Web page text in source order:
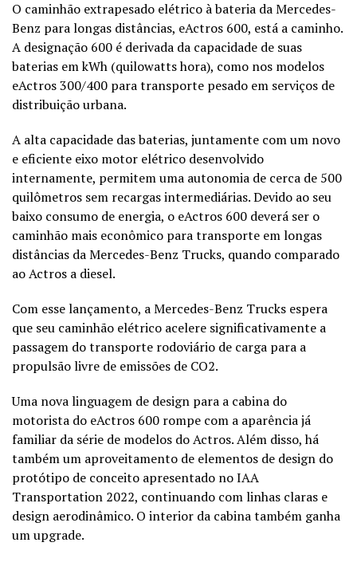
O caminhão extrapesado elétrico à bateria da Mercedes-
Benz para longas distâncias, eActros 600, está a caminho.
A designação 600 é derivada da capacidade de suas
baterias em kWh (quilowatts hora), como nos modelos
eActros 300/400 para transporte pesado em serviços de
distribuição urbana.
A alta capacidade das baterias, juntamente com um novo
e eficiente eixo motor elétrico desenvolvido
internamente, permitem uma autonomia de cerca de 500
quilômetros sem recargas intermediárias. Devido ao seu
baixo consumo de energia, o eActros 600 deverá ser o
caminhão mais econômico para transporte em longas
distâncias da Mercedes-Benz Trucks, quando comparado
ao Actros a diesel.
Com esse lançamento, a Mercedes-Benz Trucks espera
que seu caminhão elétrico acelere significativamente a
passagem do transporte rodoviário de carga para a
propulsão livre de emissões de CO2.
Uma nova linguagem de design para a cabina do
motorista do eActros 600 rompe com a aparência já
familiar da série de modelos do Actros. Além disso, há
também um aproveitamento de elementos de design do
protótipo de conceito apresentado no IAA
Transportation 2022, continuando com linhas claras e
design aerodinâmico. O interior da cabina também ganha
um upgrade.